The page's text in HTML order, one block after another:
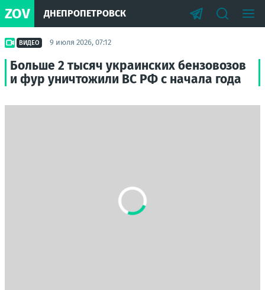
ZOV ДНЕПРОПЕТРОВСК
ВИДЕО 9 июля 2026, 07:12
Больше 2 тысяч украинских бензовозов
и фур уничтожили ВС РФ с начала года